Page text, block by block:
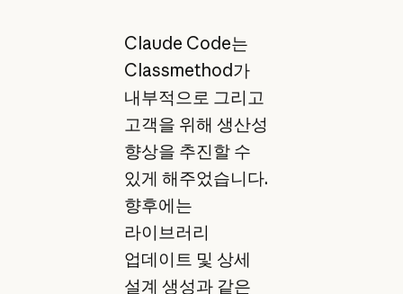
Claude Code는
Classmethod가
내부적으로 그리고
고객을 위해 생산성
향상을 추진할 수
있게 해주었습니다.
향후에는
라이브러리
업데이트 및 상세
설계 생성과 같은